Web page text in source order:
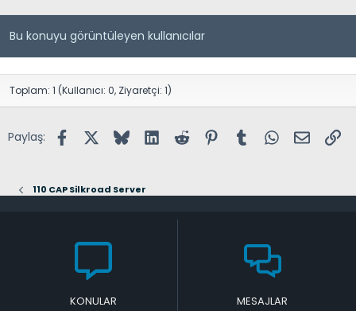
Bu konuyu görüntüleyen kullanıcılar
Toplam: 1 (Kullanıcı: 0, Ziyaretçi: 1)
Paylaş: FacebookX (Twitter)
BlueskyLinkedInReddit PinterestTumblr WhatsApp
E-posta
110 CAP Silkroad Server
KONULAR MESAJLAR